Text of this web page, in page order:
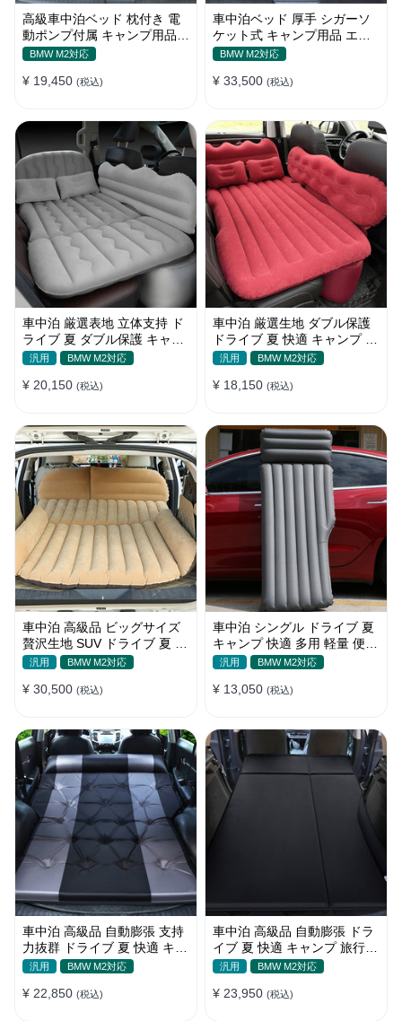
高級車中泊ベッド 枕付き 電
動ポンプ付属 キャンプ用品
BMW M2対応
¥ 19,450 (税込)
車中泊ベッド 厚手 シガーソ
ケット式 キャンプ用品 エア
ーベッド 収納袋付き 普通車
BMW M2対応
¥ 33,500 (税込)
車中泊 厳選表地 立体支持 ド
ライブ 夏 ダブル保護 キャン
プ 旅行 収納便利 取付簡単 全
汎用 BMW M2対応
¥ 20,150 (税込)
車中泊 厳選生地 ダブル保護
ドライブ 夏 快適 キャンプ 旅
行 収納便利 全車種 多色 エア
汎用 BMW M2対応
¥ 18,150 (税込)
車中泊 高級品 ビッグサイズ
贅沢生地 SUV ドライブ 夏 快
適 キャンプ 旅行 収納便利 エ
汎用 BMW M2対応
¥ 30,500 (税込)
車中泊 シングル ドライブ 夏
キャンプ 快適 多用 軽量 便利
省スペース 旅行 エアーベッ
汎用 BMW M2対応
¥ 13,050 (税込)
車中泊 高級品 自動膨張 支持
力抜群 ドライブ 夏 快適 キャ
ンプ 旅行 省スペース エアー
汎用 BMW M2対応
¥ 22,850 (税込)
車中泊 高級品 自動膨張 ドラ
イブ 夏 快適 キャンプ 旅行
多用 取付簡単 収納便利 エア
汎用 BMW M2対応
¥ 23,950 (税込)